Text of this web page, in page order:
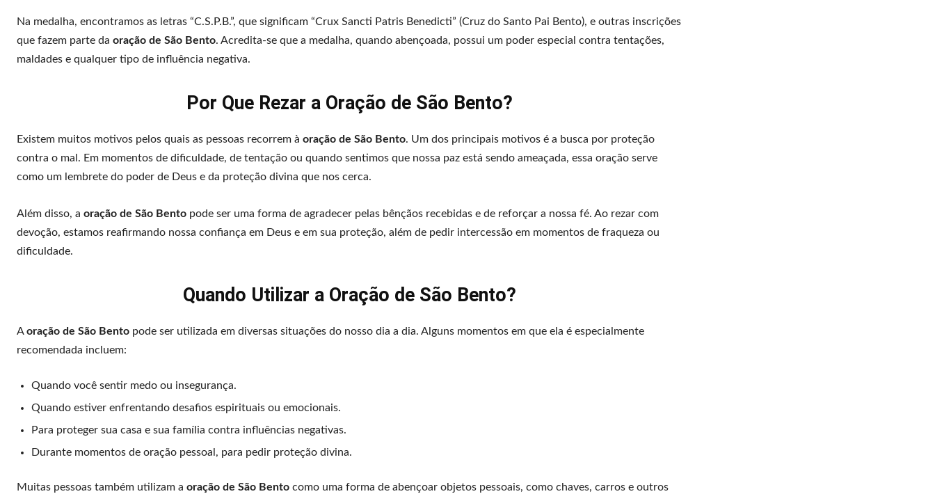
Na medalha, encontramos as letras “C.S.P.B.”, que significam “Crux Sancti Patris Benedicti” (Cruz do Santo Pai Bento), e outras inscrições
que fazem parte da oração de São Bento. Acredita-se que a medalha, quando abençoada, possui um poder especial contra tentações,
maldades e qualquer tipo de influência negativa.
Por Que Rezar a Oração de São Bento?
Existem muitos motivos pelos quais as pessoas recorrem à oração de São Bento. Um dos principais motivos é a busca por proteção
contra o mal. Em momentos de dificuldade, de tentação ou quando sentimos que nossa paz está sendo ameaçada, essa oração serve
como um lembrete do poder de Deus e da proteção divina que nos cerca.
Além disso, a oração de São Bento pode ser uma forma de agradecer pelas bênçãos recebidas e de reforçar a nossa fé. Ao rezar com
devoção, estamos reafirmando nossa confiança em Deus e em sua proteção, além de pedir intercessão em momentos de fraqueza ou
dificuldade.
Quando Utilizar a Oração de São Bento?
Aoração de São Bento pode ser utilizada em diversas situações do nosso dia a dia. Alguns momentos em que ela é especialmente
recomendada incluem:
Quando você sentir medo ou insegurança.
Quando estiver enfrentando desafios espirituais ou emocionais.
Para proteger sua casa e sua família contra influências negativas.
Durante momentos de oração pessoal, para pedir proteção divina.
Muitas pessoas também utilizam a oração de São Bento como uma forma de abençoar objetos pessoais, como chaves, carros e outros